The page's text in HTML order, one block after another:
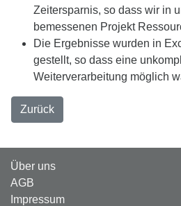
Zeitersparnis, so dass wir in
bemessenen Projekt
Die Ergebnisse wurden in
gestellt, so dass eine
Weiterverarbeitung möglich
Zurück
Über uns
AGB
Impressum